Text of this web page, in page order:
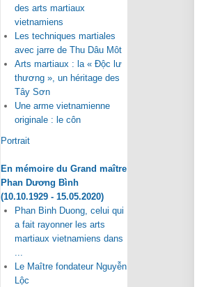
des arts martiaux
vietnamiens
Les techniques martiales
avec jarre de Thu Dâu Môt
Arts martiaux : la « Độc lư
thương », un héritage des
Tây Sơn
Une arme vietnamienne
originale : le côn
Portrait
En mémoire du Grand maître
Phan Dương Bình
(10.10.1929 - 15.05.2020)
Phan Binh Duong, celui qui
a fait rayonner les arts
martiaux vietnamiens dans
...
Le Maître fondateur Nguyễn
Lộc